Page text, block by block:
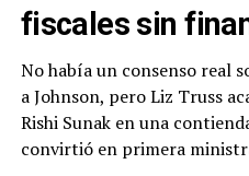
fiscales sin
No había un consenso real
a Johnson, pero Liz Truss
Rishi Sunak en una
convirtió en primera